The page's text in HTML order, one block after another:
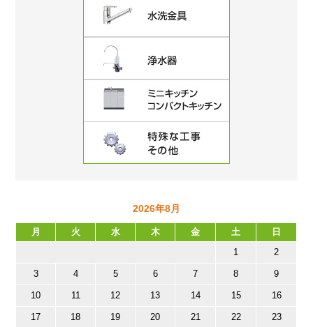
2026年8月
月 火 水 木 金 土
日
1
2
3 4 5 6 7 8 9
10 11 12 13 14 15 16
17 18 19 20 21 22 23